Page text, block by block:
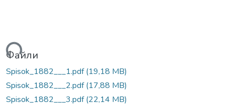
Файли
Spisok_1882___1.pdf(19,18 MB)
Spisok_1882___2.pdf(17,88 MB)
Spisok_1882___3.pdf(22,14 MB)